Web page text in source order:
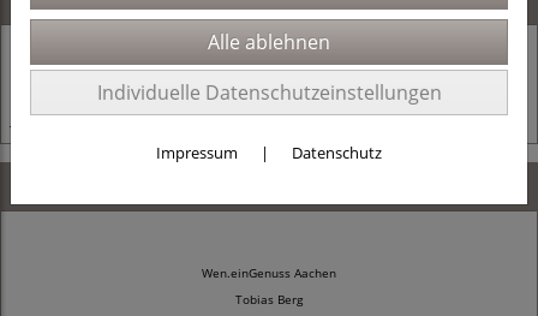
Alles muss raus!
Jetzt mit dem Code Jahresschluss 30% sparen!
Wen.einGenuss Aachen
Tobias Berg
Individuelle Datenschutzeinstellungen
Impressum | Datenschutz